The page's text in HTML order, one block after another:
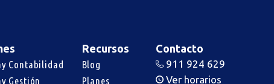
Contabilidad
Gestión
Recursos
Blog
Planes
Contacto
Ver horarios
911 924 629